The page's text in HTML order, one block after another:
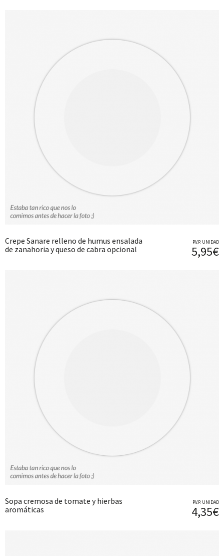
Crepe Sanare relleno de humus ensalada
de zanahoria y queso de cabra opcional
P.V.P. UNIDAD
5,95€
Sopa cremosa de tomate y hierbas
aromáticas
P.V.P. UNIDAD
4,35€